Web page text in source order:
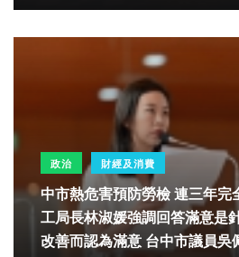
政治 財經及消費
中市熱危害預防勞檢 連三年完全合格場次掛零 勞
工局長林淑媛強調回答滿意是
改善而認為滿意 台